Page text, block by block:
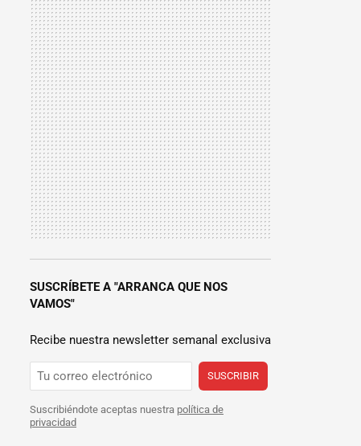
SUSCRÍBETE A "ARRANCA QUE NOS
VAMOS"
Recibe nuestra newsletter semanal exclusiva
SUSCRIBIR
Suscribiéndote aceptas nuestra política de
privacidad